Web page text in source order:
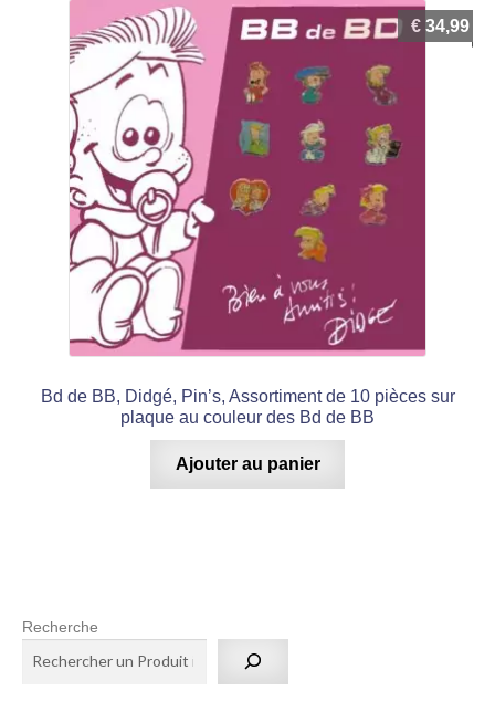
Bd de BB, Didgé, Pin’s, Assortiment de 10 pièces sur
plaque au couleur des Bd de BB
€ 34,99
Ajouter au panier
Recherche